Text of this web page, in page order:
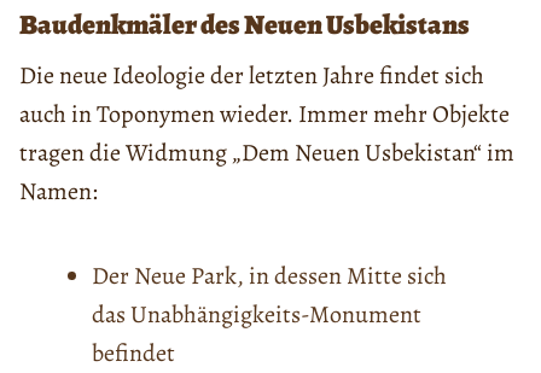
Baudenkmäler des Neuen Usbekistans
Die neue Ideologie der letzten Jahre findet sich
auch in Toponymen wieder. Immer mehr Objekte
tragen die Widmung „Dem Neuen Usbekistan“ im
Namen:
Der Neue Park, in dessen Mitte sich
das Unabhängigkeits-Monument
befindet